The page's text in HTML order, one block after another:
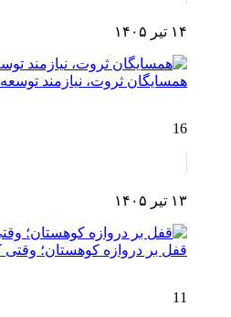
۱۴ تیر ۱۴۰۵
همسایگان ثروت، نیازمند
16
۱۳ تیر ۱۴۰۵
قفل بر دروازه کوهستان؛ وقتی
11